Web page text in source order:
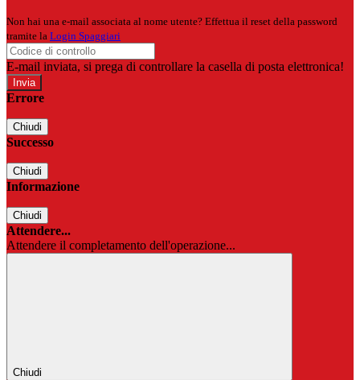
Non hai una e-mail associata al nome utente? Effettua il reset della password
tramite la Login Spaggiari
E-mail inviata, si prega di controllare la casella di posta elettronica!
Errore
Chiudi
Successo
Chiudi
Informazione
Chiudi
Attendere...
Attendere il completamento dell'operazione...
Chiudi